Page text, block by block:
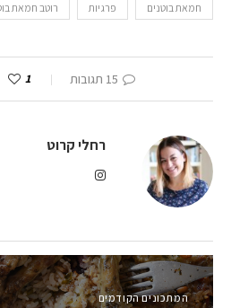
חמאת בוטנים פרגיות רוטב חמאת
15 תגובות 1
רחלי קרוט
המתכונים הקודמים